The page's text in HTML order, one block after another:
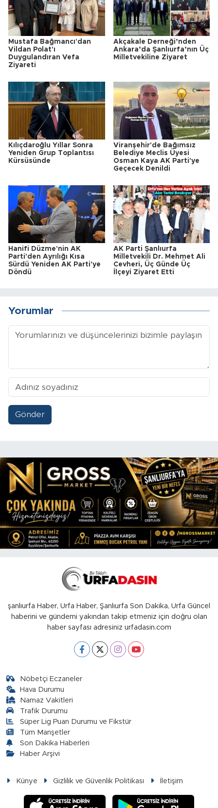
Mustafa Bağmancı'dan
Vildan Polat'ı
Duygulandıran Vefa
Ziyareti
Akçakale Derneği’nden
Ankara’da Şanlıurfa’nın Üç
Milletvekiline Ziyaret
Kılıçdaroğlu Yıllar Sonra
Yeniden Grup Toplantısı
Kürsüsünde
Viranşehir'de Bağımsız
Belediye Meclis Üyesi
Osman Kaya AK Parti'ye
Geçecek Denildi
Hanifi Düzme'nin AK
Parti'den Ayrılığı Kısa
Sürdü Yeniden AK Parti'ye
Döndü
AK Parti Şanlıurfa
Milletvekili Dr. Mehmet Ali
Cevheri, Üç Günde Üç
İlçeyi Ziyaret Etti
Yorumlar
Gönder
şanlıurfa Haber, Urfa Haber, Şanlıurfa Son Dakika, Urfa Güncel
haberini ve gündemi yakından takip etmeniz için doğru olan
haber sayfası adresiniz urfadasin.com
Nöbetçi Eczaneler
Hava Durumu
Namaz Vakitleri
Trafik Durumu
Süper Lig Puan Durumu ve Fikstür
Tüm Manşetler
Son Dakika Haberleri
Haber Arşivi
Künye Gizlilik ve Güvenlik Politikası İletişim